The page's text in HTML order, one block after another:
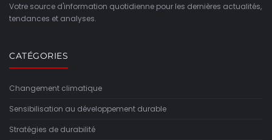
Votre source d'information quotidienne pour les dernières actualités,
tendances et analyses.
CATÉGORIES
Changement climatique
Sensibilisation au développement durable
Stratégies de durabilité